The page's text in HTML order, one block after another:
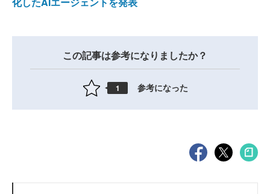
この記事は参考になりましたか？
1 参考になった